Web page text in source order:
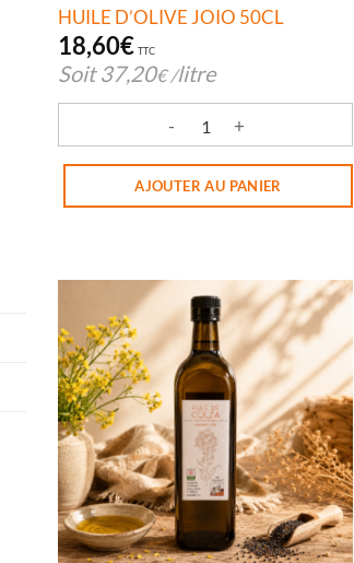
HUILE D’OLIVE JOIO 50CL
18,60€ TTC
Soit 37,20€ /litre
quantité de HUILE D'OLIVE JOIO 50CL
AJOUTER AU PANIER